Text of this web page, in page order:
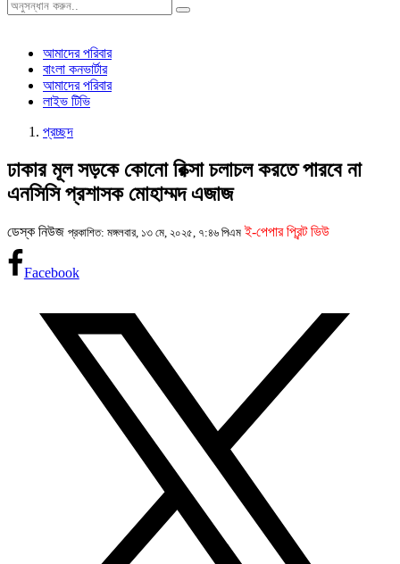
আমাদের পরিবার
বাংলা কনভার্টার
আমাদের পরিবার
লাইভ টিভি
প্রচ্ছদ
ঢাকার মূল সড়কে কোনো রিক্সা চলাচল করতে পারবে না
এনসিসি প্রশাসক মোহাম্মদ এজাজ
ডেস্ক নিউজ প্রকাশিত: মঙ্গলবার, ১৩ মে, ২০২৫, ৭:৪৬ পিএম ই-পেপার প্রিন্ট ভিউ
Facebook